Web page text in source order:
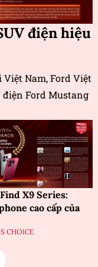
điện hiệu
Nam, Ford Việt
Ford Mustang
X9 Series:
cao cấp của
CHOICE